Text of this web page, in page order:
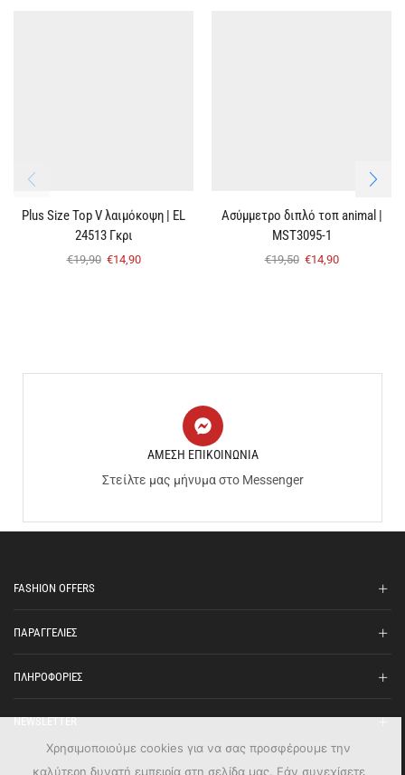
Plus Size Top V λαιμόκοψη | EL
24513 Γκρι
€19,90 €14,90
Ασύμμετρο διπλό τοπ animal |
MST3095-1
€19,50 €14,90
ΑΜΕΣΗ ΕΠΙΚΟΙΝΩΝΙΑ
Στείλτε μας μήνυμα στο Messenger
FASHION OFFERS
ΠΑΡΑΓΓΕΛΙΕΣ
ΠΛΗΡΟΦΟΡΙΕΣ
NEWSLETTER
Χρησιμοποιούμε cookies για να σας προσφέρουμε την
καλύτερη δυνατή εμπειρία στη σελίδα μας. Εάν συνεχίσετε